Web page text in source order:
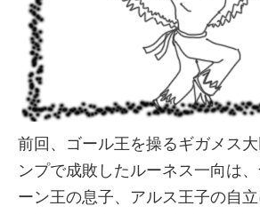
前回、ゴール王を操るギガメス
ンプで成敗したルーネス一向は
ーン王の息子、アルス王子の自